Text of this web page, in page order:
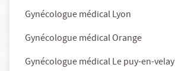
Gynécologue médical Lyon
Gynécologue médical Orange
Gynécologue médical Le puy-en-velay